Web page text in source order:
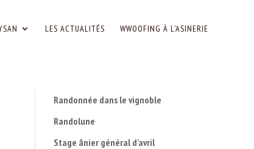
LES ACTUALITÉS WWOOFING À L’ASINERIE
Randonnée dans le vignoble
Randolune
Stage ânier général d’avril